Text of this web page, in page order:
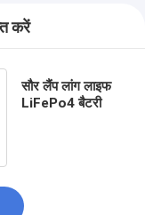
करें
सौर लैंप लांग लाइफ
LiFePo4 बैटरी